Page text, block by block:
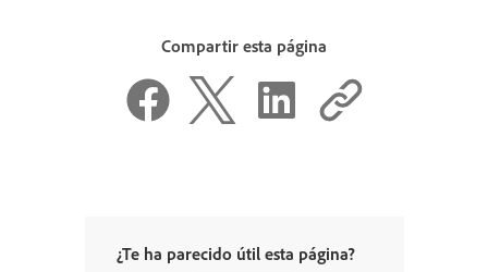
Compartir esta página
¿Te ha parecido útil esta página?